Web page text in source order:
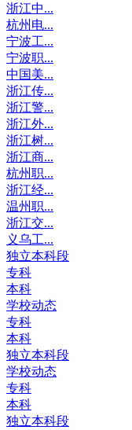
浙江中...
杭州电...
宁波工...
宁波职...
中国美...
浙江传...
浙江警...
浙江外...
浙江树...
浙江商...
杭州职...
浙江经...
温州职...
浙江交...
义乌工...
独立本科段
专科
本科
学校动态
专科
本科
独立本科段
学校动态
专科
本科
独立本科段